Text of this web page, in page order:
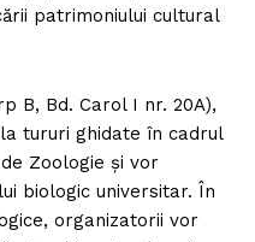
patrimoniului cultural
B, Bd. Carol I nr. 20A),
tururi ghidate în cadrul
Zoologie şi vor
biologic universitar. În
organizatorii vor